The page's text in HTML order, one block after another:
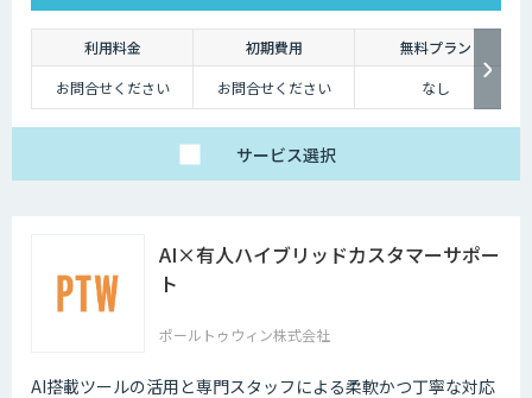
利用料金 初期費用
無料プラン
お問合せください
お問合せください なし
サービス選択
AI×有人ハイブリッドカスタマーサポー
ト
ポールトゥウィン株式会社
AI搭載ツールの活用と専門スタッフによる柔軟かつ丁寧な対応